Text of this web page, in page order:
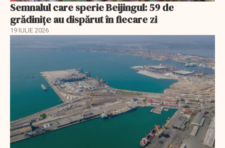
Semnalul care sperie Beijingul: 59 de
grădinițe au dispărut în fiecare zi
19 IULIE 2026